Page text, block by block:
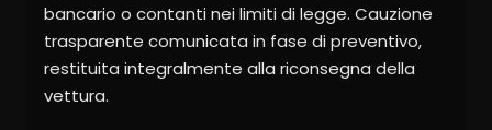
bancario o contanti nei limiti di legge. Cauzione
trasparente comunicata in fase di preventivo,
restituita integralmente alla riconsegna della
vettura.